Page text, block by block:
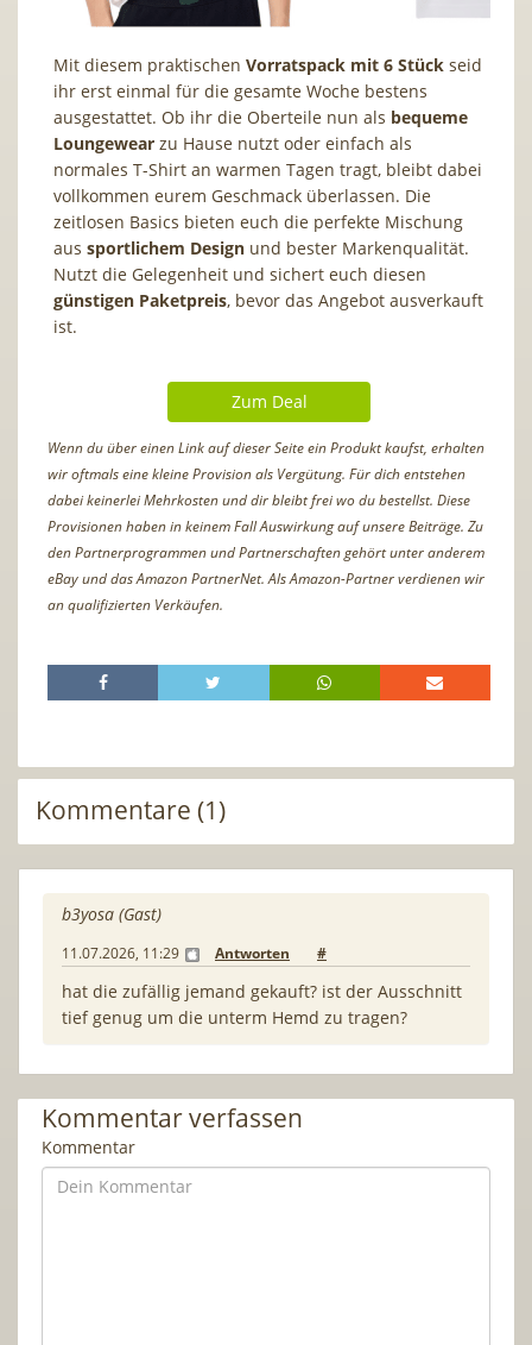
Mit diesem praktischen Vorratspack mit 6 Stück seid
ihr erst einmal für die gesamte Woche bestens
ausgestattet. Ob ihr die Oberteile nun als bequeme
Loungewear zu Hause nutzt oder einfach als
normales T-Shirt an warmen Tagen tragt, bleibt dabei
vollkommen eurem Geschmack überlassen. Die
zeitlosen Basics bieten euch die perfekte Mischung
aus sportlichem Design und bester Markenqualität.
Nutzt die Gelegenheit und sichert euch diesen
günstigen Paketpreis, bevor das Angebot ausverkauft
ist.
Zum Deal
Wenn du über einen Link auf dieser Seite ein Produkt kaufst, erhalten
wir oftmals eine kleine Provision als Vergütung. Für dich entstehen
dabei keinerlei Mehrkosten und dir bleibt frei wo du bestellst. Diese
Provisionen haben in keinem Fall Auswirkung auf unsere Beiträge. Zu
den Partnerprogrammen und Partnerschaften gehört unter anderem
eBay und das Amazon PartnerNet. Als Amazon-Partner verdienen wir
an qualifizierten Verkäufen.
Kommentare (1)
b3yosa (Gast)
11.07.2026, 11:29 Antworten #
hat die zufällig jemand gekauft? ist der Ausschnitt
tief genug um die unterm Hemd zu tragen?
Kommentar verfassen
Kommentar